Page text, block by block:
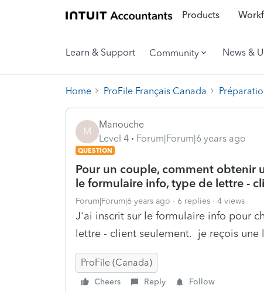
Products
Learn & Support Community News &
Home ProFile Français Canada
M
Manouche
Level 4
Forum|Forum|6 years ago
QUESTION
Pour un couple, comment obtenir
le formulaire info, type de lettre -
Forum|Forum|6 years ago 6 replies 4 views
J'ai inscrit sur le formulaire info pour
lettre - client seulement. je reçois
ProFile (Canada)
Cheers Reply Follow